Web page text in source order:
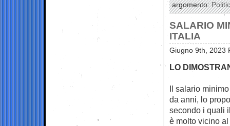
argomento:
SALARIO
ITALIA
Giugno 9th, 2023
LO
Il salario
da anni, lo
secondo i quali
è molto vicino